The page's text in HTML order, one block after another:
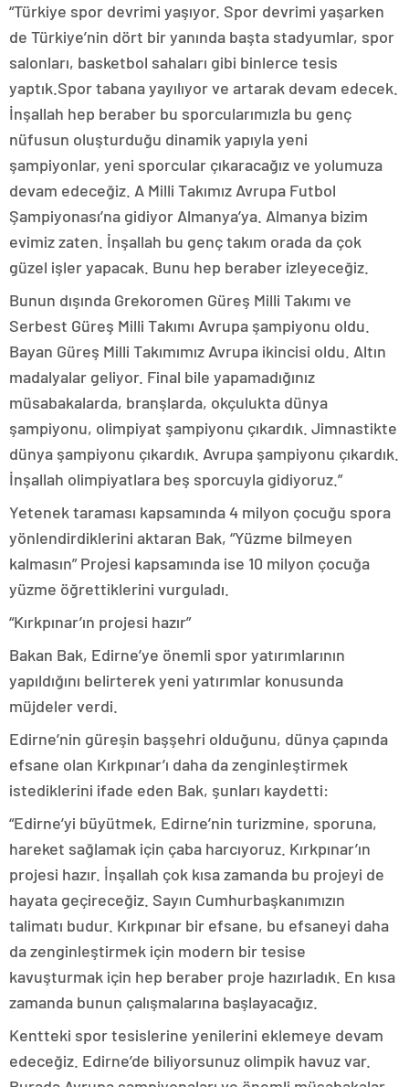
“Türkiye spor devrimi yaşıyor. Spor devrimi yaşarken
de Türkiye’nin dört bir yanında başta stadyumlar, spor
salonları, basketbol sahaları gibi binlerce tesis
yaptık.Spor tabana yayılıyor ve artarak devam edecek.
İnşallah hep beraber bu sporcularımızla bu genç
nüfusun oluşturduğu dinamik yapıyla yeni
şampiyonlar, yeni sporcular çıkaracağız ve yolumuza
devam edeceğiz. A Milli Takımız Avrupa Futbol
Şampiyonası’na gidiyor Almanya’ya. Almanya bizim
evimiz zaten. İnşallah bu genç takım orada da çok
güzel işler yapacak. Bunu hep beraber izleyeceğiz.
Bunun dışında Grekoromen Güreş Milli Takımı ve
Serbest Güreş Milli Takımı Avrupa şampiyonu oldu.
Bayan Güreş Milli Takımımız Avrupa ikincisi oldu. Altın
madalyalar geliyor. Final bile yapamadığınız
müsabakalarda, branşlarda, okçulukta dünya
şampiyonu, olimpiyat şampiyonu çıkardık. Jimnastikte
dünya şampiyonu çıkardık. Avrupa şampiyonu çıkardık.
İnşallah olimpiyatlara beş sporcuyla gidiyoruz.”
Yetenek taraması kapsamında 4 milyon çocuğu spora
yönlendirdiklerini aktaran Bak, “Yüzme bilmeyen
kalmasın” Projesi kapsamında ise 10 milyon çocuğa
yüzme öğrettiklerini vurguladı.
“Kırkpınar’ın projesi hazır”
Bakan Bak, Edirne’ye önemli spor yatırımlarının
yapıldığını belirterek yeni yatırımlar konusunda
müjdeler verdi.
Edirne’nin güreşin başşehri olduğunu, dünya çapında
efsane olan Kırkpınar’ı daha da zenginleştirmek
istediklerini ifade eden Bak, şunları kaydetti:
“Edirne’yi büyütmek, Edirne’nin turizmine, sporuna,
hareket sağlamak için çaba harcıyoruz. Kırkpınar’ın
projesi hazır. İnşallah çok kısa zamanda bu projeyi de
hayata geçireceğiz. Sayın Cumhurbaşkanımızın
talimatı budur. Kırkpınar bir efsane, bu efsaneyi daha
da zenginleştirmek için modern bir tesise
kavuşturmak için hep beraber proje hazırladık. En kısa
zamanda bunun çalışmalarına başlayacağız.
Kentteki spor tesislerine yenilerini eklemeye devam
edeceğiz. Edirne’de biliyorsunuz olimpik havuz var.